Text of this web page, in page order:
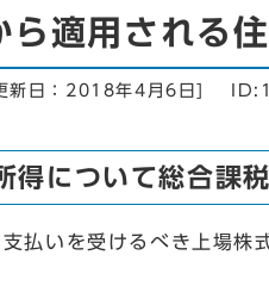
適用される
新日： 2018年4月6日]
得について総合課
いを受けるべき上場株